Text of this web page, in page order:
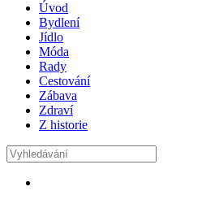
Úvod
Bydlení
Jídlo
Móda
Rady
Cestování
Zábava
Zdraví
Z historie